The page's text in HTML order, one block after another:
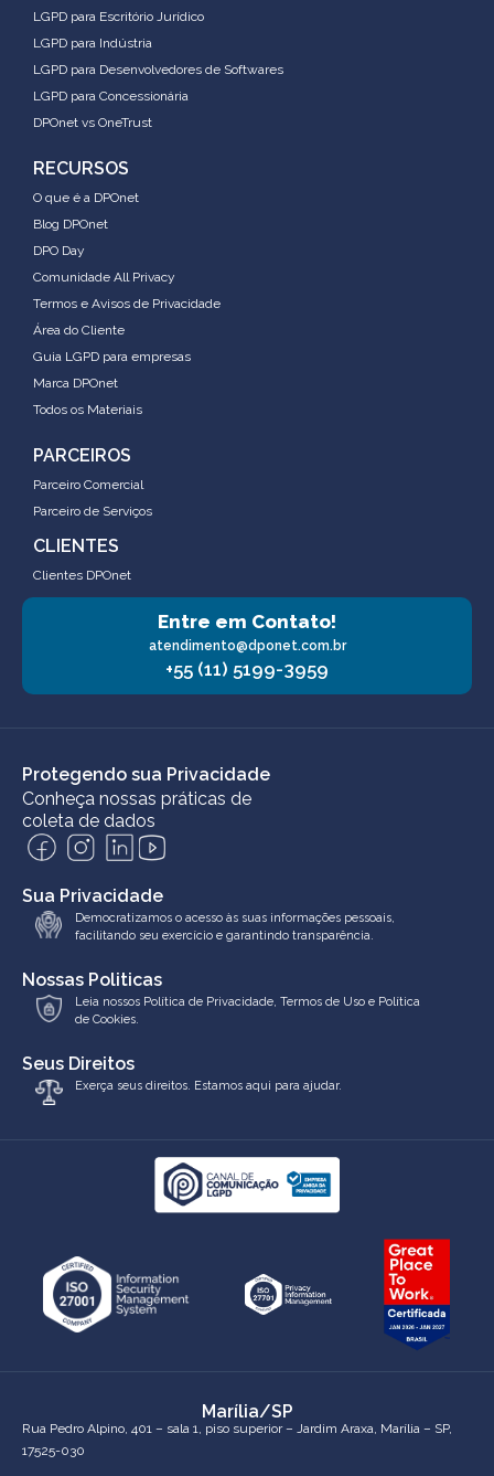
LGPD para Escritório Jurídico
LGPD para Indústria
LGPD para Desenvolvedores de Softwares
LGPD para Concessionária
DPOnet vs OneTrust
RECURSOS
O que é a DPOnet
Blog DPOnet
DPO Day
Comunidade All Privacy
Termos e Avisos de Privacidade
Área do Cliente
Guia LGPD para empresas
Marca DPOnet
Todos os Materiais
PARCEIROS
Parceiro Comercial
Parceiro de Serviços
CLIENTES
Clientes DPOnet
Entre em Contato!
atendimento@dponet.com.br
+55 (11) 5199-3959
Protegendo sua Privacidade
Conheça nossas práticas de
coleta de dados
Sua Privacidade
Democratizamos o acesso às suas informações pessoais,
facilitando seu exercício e garantindo transparência.
Nossas Politicas
Leia nossos Política de Privacidade,Termos de Uso e Política
de Cookies.
Seus Direitos
Exerça seus direitos. Estamos aqui para ajudar.
Marília/SP
Rua Pedro Alpino, 401 – sala 1, piso superior – Jardim Araxa, Marília – SP,
17525-030